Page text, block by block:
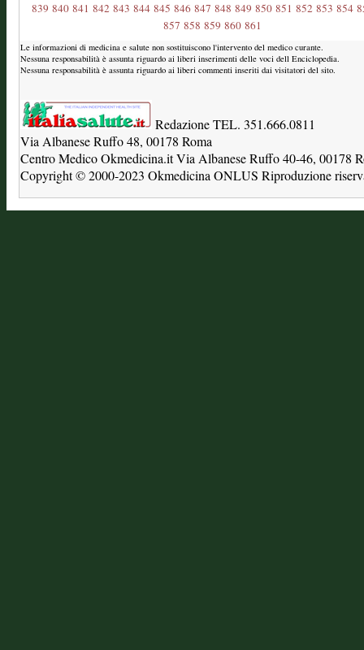
839 840 841 842 843 844 845 846 847 848 849 850 851 852 853 854
857 858 859 860 861
Le informazioni di medicina e salute non sostituiscono l'intervento del medico curante.
Nessuna responsabilità è assunta riguardo ai liberi inserimenti delle voci dell Enciclopedia.
Nessuna responsabilità è assunta riguardo ai liberi commenti inseriti dai visitatori del sito.
Redazione TEL. 351.666.0811
Via Albanese Ruffo 48, 00178 Roma
Centro Medico Okmedicina.it Via Albanese Ruffo 40-46, 00178
Copyright © 2000-2023 Okmedicina ONLUS Riproduzione